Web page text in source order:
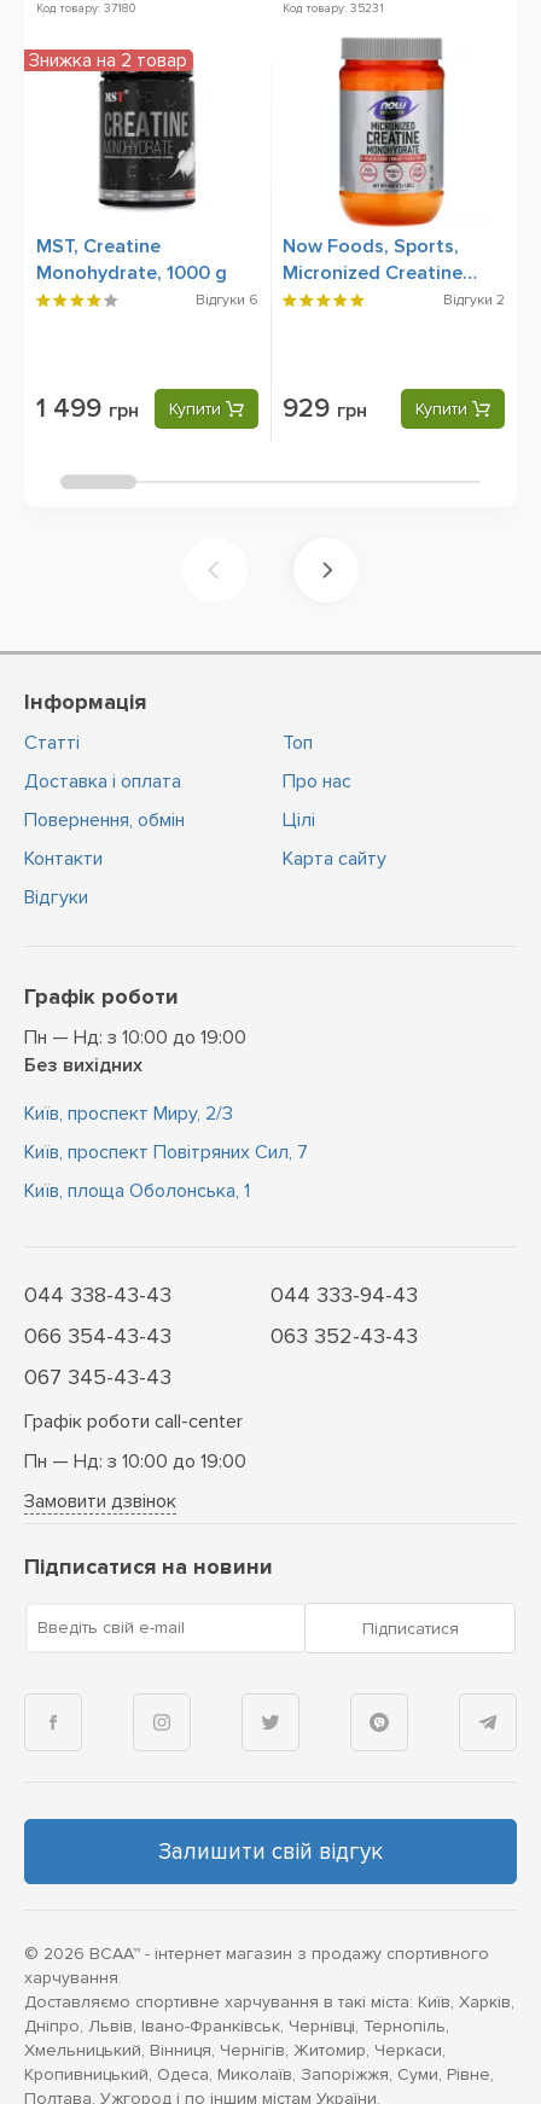
Код товару: 37180
MST, Creatine
Monohydrate, 1000 g
Відгуки 6
1 499 грн Купити
Знижка на 2 товар
Код товару: 35231
Now Foods, Sports,
Micronized Creatine
Monohydrate, 500 gВідгуки 2
929 грн Купити
Інформація
Статті
Доставка і оплата
Повернення, обмін
Контакти
Відгуки
Топ
Про нас
Цiлi
Карта сайту
Графік роботи
Пн — Нд: з 10:00 до 19:00
Без вихідних
Київ, проспект Миру, 2/3
Київ, проспект Повітряних Сил, 7
Київ, площа Оболонська, 1
044 338-43-43
044 333-94-43
066 354-43-43
063 352-43-43
067 345-43-43
Графік роботи call-center
Пн — Нд: з 10:00 до 19:00
Замовити дзвінок
Підписатися на новини
Введіть свій e-mail Підписатися
Залишити свій відгук
© 2026 BCAA™ - інтернет магазин з продажу спортивного
харчування.
Доставляємо спортивне харчування в такі міста: Київ, Харків,
Дніпро, Львів, Івано-Франківськ, Чернівці, Тернопіль,
Хмельницький, Вінниця, Чернігів, Житомир, Черкаси,
Кропивницький, Одеса, Миколаїв, Запоріжжя, Суми, Рівне,
Полтава, Ужгород і по іншим містам України.